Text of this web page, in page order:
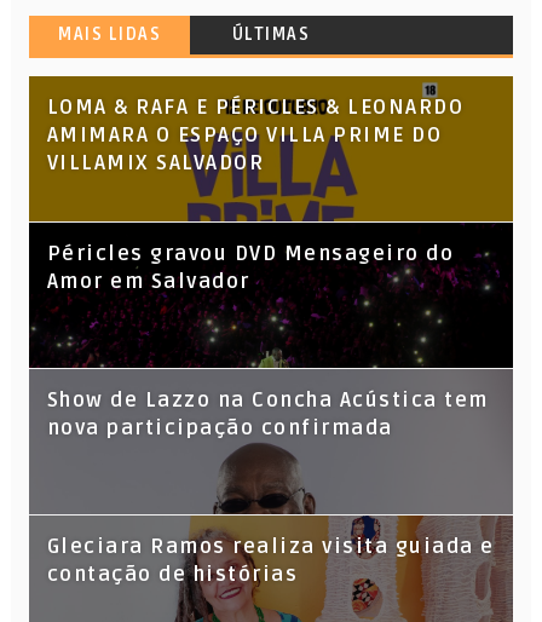
MAIS LIDAS ÚLTIMAS
LOMA & RAFA E PÉRICLES & LEONARDO
AMIMARA O ESPAÇO VILLA PRIME DO
VILLAMIX SALVADOR
Péricles gravou DVD Mensageiro do
Amor em Salvador
Show de Lazzo na Concha Acústica tem
nova participação confirmada
Gleciara Ramos realiza visita guiada e
contação de histórias